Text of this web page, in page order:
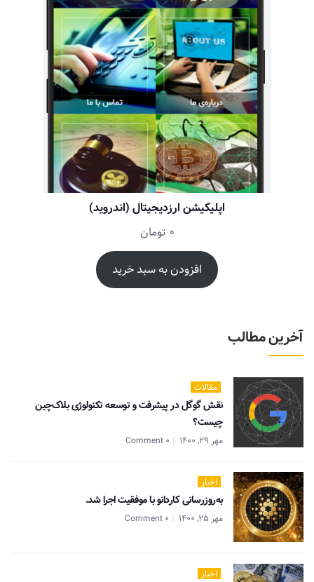
اپلیکیشن ارزدیجیتال (اندروید)
0 تومان
افزودن به سبد خرید
آخرین مطالب
مقالات
نقش گوگل در پیشرفت و توسعه تکنولوژی بلاک‌چین
چیست؟
مهر 29, 1400 0 Comment
اخبار
به‌روزرسانی کاردانو با موفقیت اجرا شد.
مهر 25, 1400 0 Comment
اخبار